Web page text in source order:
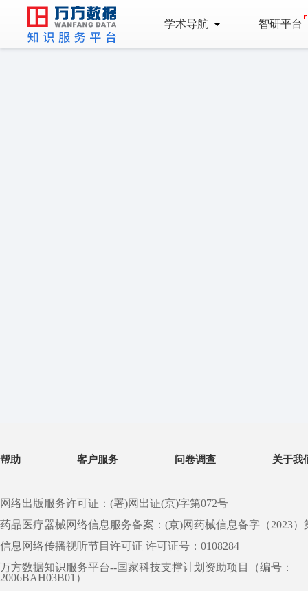
学术导航 智研平台
帮助 客户服务 问卷调查 关于我
网络出版服务许可证：(署)网出证(京)字第072号
药品医疗器械网络信息服务备案：(京)网药械信息备字（2023）
信息网络传播视听节目许可证 许可证号：0108284
万方数据知识服务平台--国家科技支撑计划资助项目（编号：
2006BAH03B01）